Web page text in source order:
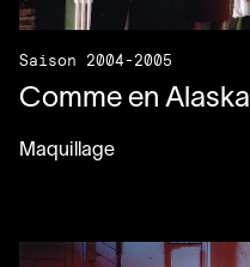
Saison 2004-2005
Comme en Alaska
Maquillage